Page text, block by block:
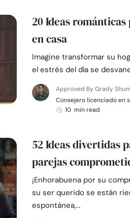
20 Ideas
en casa
Imagine transformar su
el estrés del día se
Approved By Grady
Consejero licenciado en
10 min read
52 Ideas divertidas
parejas
¡Enhorabuena por su
su ser querido se están
espontánea,…